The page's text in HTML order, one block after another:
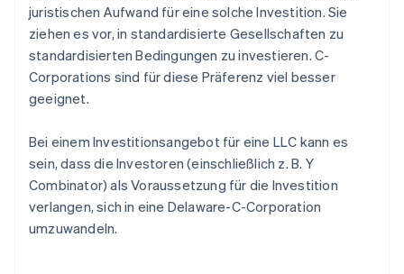
juristischen Aufwand für eine solche Investition. Sie
ziehen es vor, in standardisierte Gesellschaften zu
standardisierten Bedingungen zu investieren. C-
Corporations sind für diese Präferenz viel besser
geeignet.
Bei einem Investitionsangebot für eine LLC kann es
sein, dass die Investoren (einschließlich z. B. Y
Combinator) als Voraussetzung für die Investition
verlangen, sich in eine Delaware-C-Corporation
umzuwandeln.